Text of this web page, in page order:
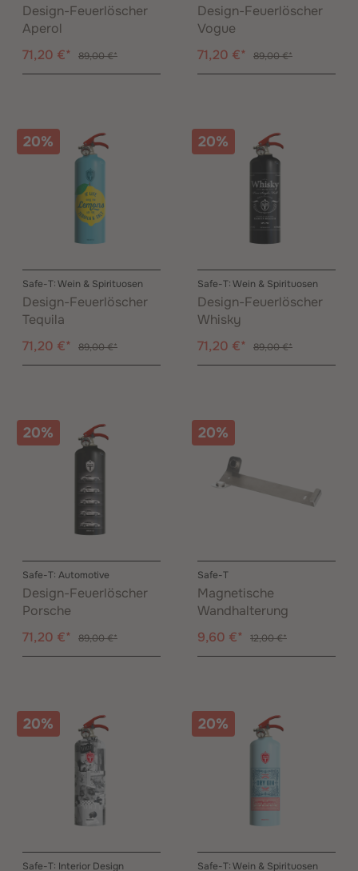
Design-Feuerlöscher
Aperol
71,20 €*
89,00 €*
Design-Feuerlöscher
Vogue
71,20 €*
89,00 €*
20%
Safe-T: Wein & Spirituosen
Design-Feuerlöscher
Tequila
71,20 €*
89,00 €*
20%
Safe-T: Wein & Spirituosen
Design-Feuerlöscher
Whisky
71,20 €*
89,00 €*
20%
Safe-T: Automotive
Design-Feuerlöscher
Porsche
71,20 €*
89,00 €*
20%
Safe-T
Magnetische
Wandhalterung
9,60 €*
12,00 €*
20%
Safe-T: Interior Design
20%
Safe-T: Wein & Spirituosen